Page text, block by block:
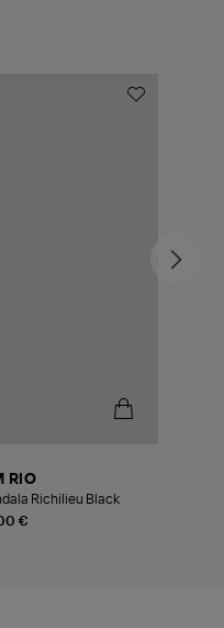
€
RIO
Richilieu Black